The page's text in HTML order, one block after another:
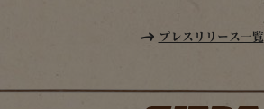
プレスリリース一覧